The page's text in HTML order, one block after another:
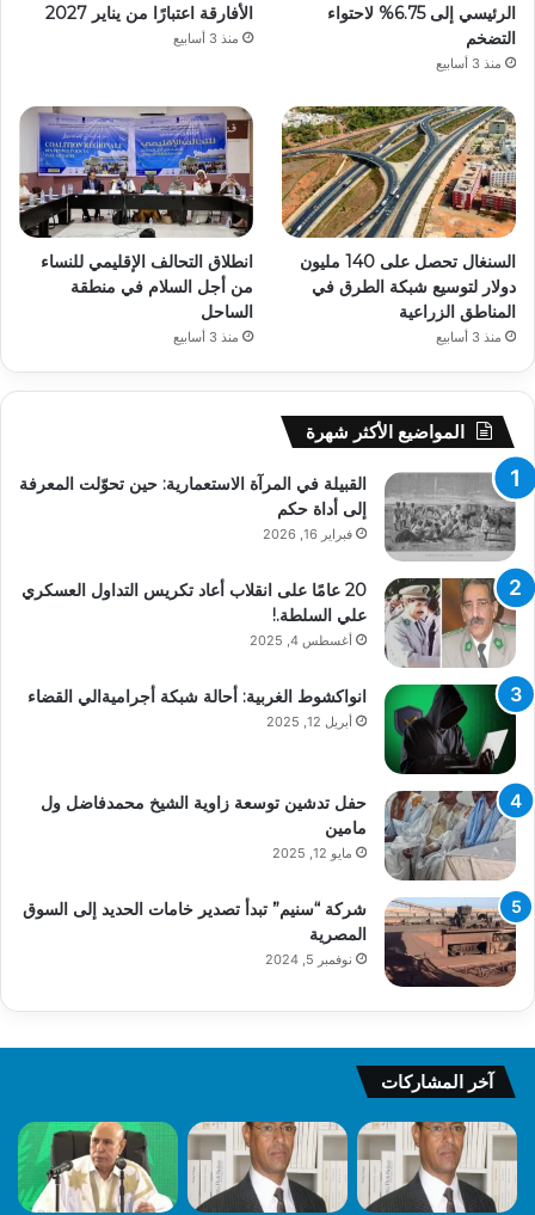
الرئيسي إلى 6.75% لاحتواء
التضخم
منذ 3 أسابيع
الأفارقة اعتبارًا من يناير 2027
منذ 3 أسابيع
السنغال تحصل على 140 مليون
دولار لتوسيع شبكة الطرق في
المناطق الزراعية
منذ 3 أسابيع
انطلاق التحالف الإقليمي للنساء
من أجل السلام في منطقة
الساحل
منذ 3 أسابيع
المواضيع الأكثر شهرة
القبيلة في المرآة الاستعمارية: حين تحوّلت المعرفة
إلى أداة حكم
فبراير 16, 2026
20 عامًا على انقلاب أعاد تكريس التداول العسكري
علي السلطة.!
أغسطس 4, 2025
انواكشوط الغربية: أحالة شبكة أجراميةالي القضاء
أبريل 12, 2025
حفل تدشين توسعة زاوية الشيخ محمدفاضل ول
مامين
مايو 12, 2025
شركة “سنيم” تبدأ تصدير خامات الحديد إلى السوق
المصرية
نوفمبر 5, 2024
آخر المشاركات